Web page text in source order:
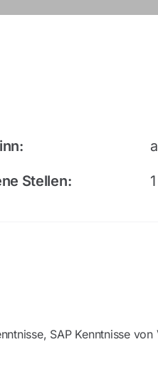
Stellen: 1
SAP Kenntnisse von